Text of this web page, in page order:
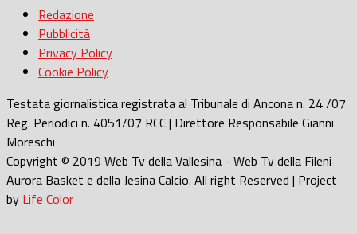
Redazione
Pubblicità
Privacy Policy
Cookie Policy
Testata giornalistica registrata al Tribunale di Ancona n. 24 /07
Reg. Periodici n. 4051/07 RCC | Direttore Responsabile Gianni
Moreschi
Copyright © 2019 Web Tv della Vallesina - Web Tv della Fileni
Aurora Basket e della Jesina Calcio. All right Reserved | Project
by Life Color